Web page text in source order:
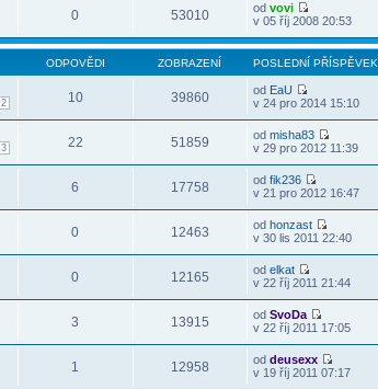
0 53010 odvovi
v 05 říj 2008 20:53
ODPOVĚDI ZOBRAZENÍ POSLEDNÍ PŘÍSPĚVEK
2 10 39860 od EaU
v 24 pro 2014 15:10
3 22 51859 odmisha83
v 29 pro 2012 11:39
6 17758 odfik236
v 21 pro 2012 16:47
0 12463 odhonzast
v 30 lis 2011 22:40
0 12165 odelkat
v 22 říj 2011 21:44
3 13915 odSvoDa
v 22 říj 2011 17:05
1 12958 oddeusexx
v 19 říj 2011 07:17